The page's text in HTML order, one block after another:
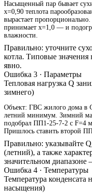
Насыщенный пар бывает
x=0,90 теплота
вырастает
принимает x=1,0 — и
влажности.
Правильно: уточните
котла. Типовые
явно.
Ошибка 3 · Параметры
Тепловая нагрузка Q
зимнего)
Объект: ГВС жилого дома в
летний минимум. Зимний
подобрал ПП1-25-7-2 с F=4
Пришлось ставить второй
Правильно: указывайте
(летний), а также
значительном
Ошибка 4 · Температуры
Температура конденсата
насыщения)